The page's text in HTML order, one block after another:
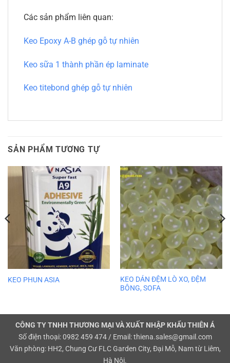
Các sản phẩm liên quan:
Keo Epoxy A-B ghép gỗ tự nhiên
Keo sữa 1 thành phần ép laminate
Keo titebond ghép gỗ tự nhiên
SẢN PHẨM TƯƠNG TỰ
KEO PHUN ASIA
KEO DÁN ĐỆM LÒ XO, ĐỆM
BÔNG, SOFA
CÔNG TY TNHH THƯƠNG MẠI VÀ XUẤT NHẬP KHẨU THIÊN Á
Số điện thoại: 0982 459 474 / Email: thiena.sales@gmail.com
Văn phòng: HH2, Chung Cư FLC Garden City, Đại Mỗ, Nam từ Liêm,
Hà Nội.